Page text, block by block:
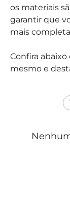
os materiais
garantir que
mais
Confira abaixo
mesmo e